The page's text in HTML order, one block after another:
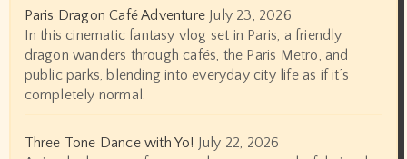
Paris Dragon Café Adventure July 23, 2026
In this cinematic fantasy vlog set in Paris, a friendly
dragon wanders through cafés, the Paris Metro, and
public parks, blending into everyday city life as if it’s
completely normal.
Three Tone Dance with Yo! July 22, 2026